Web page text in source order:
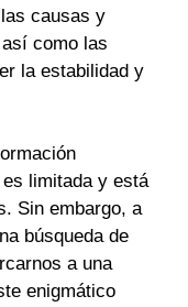
causas y
como las
la estabilidad y
limitada y está
Sin embargo, a
búsqueda de
a una
enigmático